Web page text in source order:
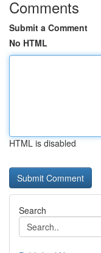
Comments
Submit a Comment
No HTML
HTML is disabled
Search